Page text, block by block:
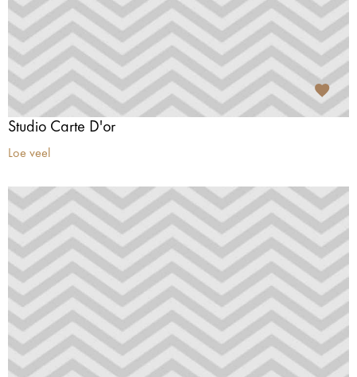
Studio Carte D'or
Loe veel